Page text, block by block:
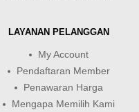
LAYANAN PELANGGAN
My Account
Pendaftaran Member
Penawaran Harga
Mengapa Memilih Kami